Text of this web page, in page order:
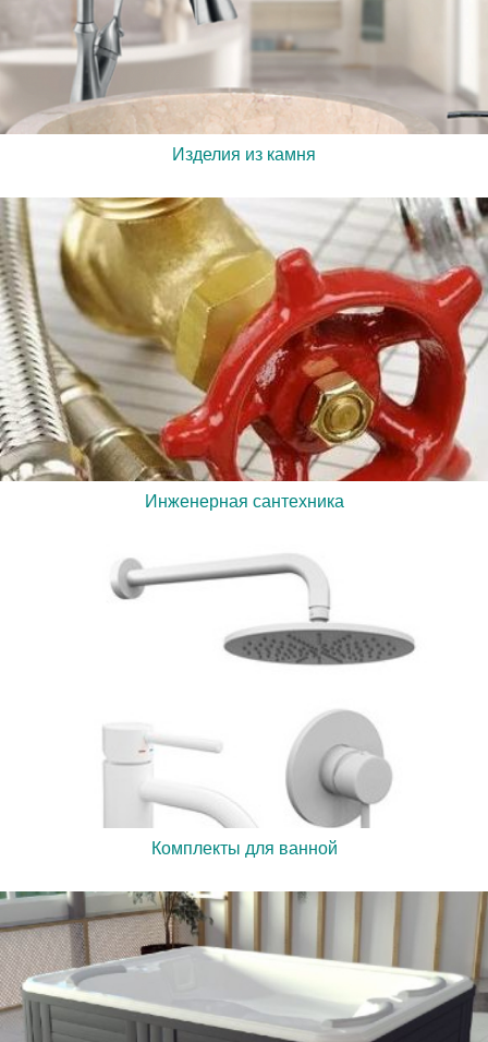
Изделия из камня
Инженерная сантехника
Комплекты для ванной